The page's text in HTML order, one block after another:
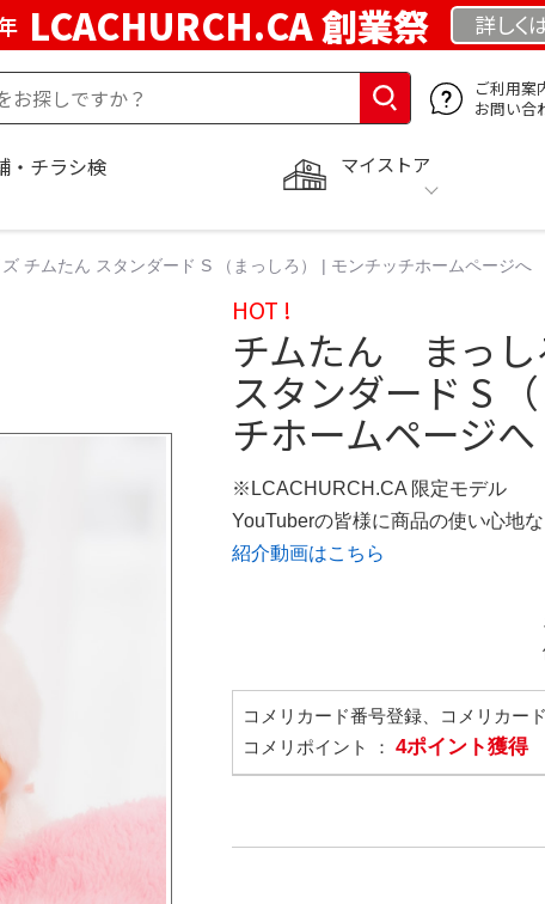
LCACHURCH.CA 創業祭 詳しく
ご利用案
お問い合
マイストア
・チラシ検
チムたん スタンダード S （まっしろ） | モンチッチホームページへ
HOT !
チムたん まっ
スタンダード S
チホームページへ
※LCACHURCH.CA 限定モデル
YouTuberの皆様に商品の使い心地
紹介動画はこちら
コメリカード番号登録、コメリカー
コメリポイント ： 4ポイント獲得